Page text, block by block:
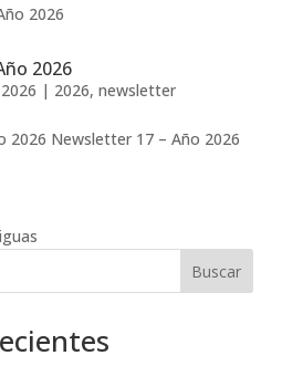
2026
| 2026, newsletter
2026 Newsletter 17 – Año 2026
Buscar